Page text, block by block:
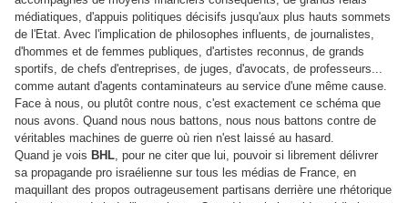
médiatiques, d'appuis politiques décisifs jusqu'aux plus hauts sommets
de l'Etat. Avec l'implication de philosophes influents, de journalistes,
d'hommes et de femmes publiques, d'artistes reconnus, de grands
sportifs, de chefs d'entreprises, de juges, d'avocats, de professeurs...
comme autant d'agents contaminateurs au service d'une même cause.
Face à nous, ou plutôt contre nous, c'est exactement ce schéma que
nous avons. Quand nous nous battons, nous nous battons contre de
véritables machines de guerre où rien n'est laissé au hasard.
Quand je vois BHL, pour ne citer que lui, pouvoir si librement délivrer
sa propagande pro israélienne sur tous les médias de France, en
maquillant des propos outrageusement partisans derrière une rhétorique